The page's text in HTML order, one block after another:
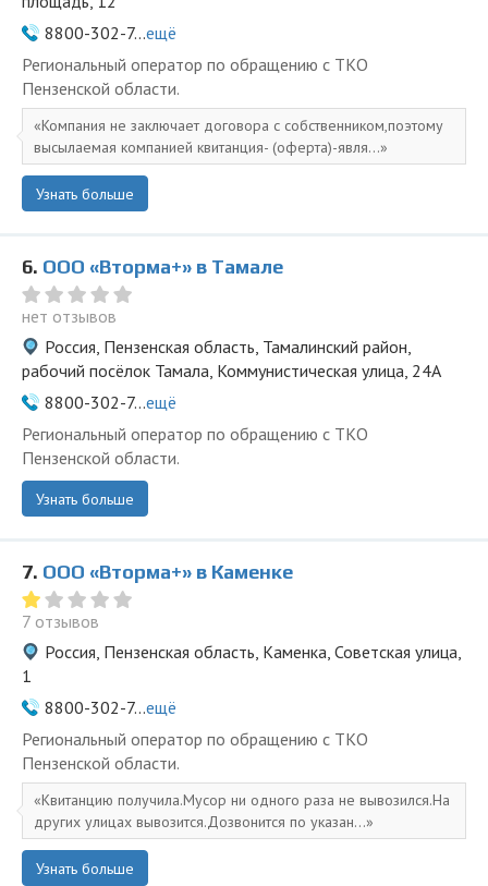
8800-302-7...ещё
Региональный оператор по обращению с ТКО
Пензенской области.
Компания не заключает договора с собственником,поэтому
высылаемая компанией квитанция- (оферта)-явля...
Узнать больше
6. ООО «Вторма+» в Тамале
нет отзывов
Россия, Пензенская область, Тамалинский район,
рабочий посёлок Тамала, Коммунистическая улица, 24А
8800-302-7...ещё
Региональный оператор по обращению с ТКО
Пензенской области.
Узнать больше
7. ООО «Вторма+» в Каменке
7 отзывов
Россия, Пензенская область, Каменка, Советская улица,
1
8800-302-7...ещё
Региональный оператор по обращению с ТКО
Пензенской области.
Квитанцию получила.Мусор ни одного раза не вывозился.На
других улицах вывозится.Дозвонится по указан...
Узнать больше